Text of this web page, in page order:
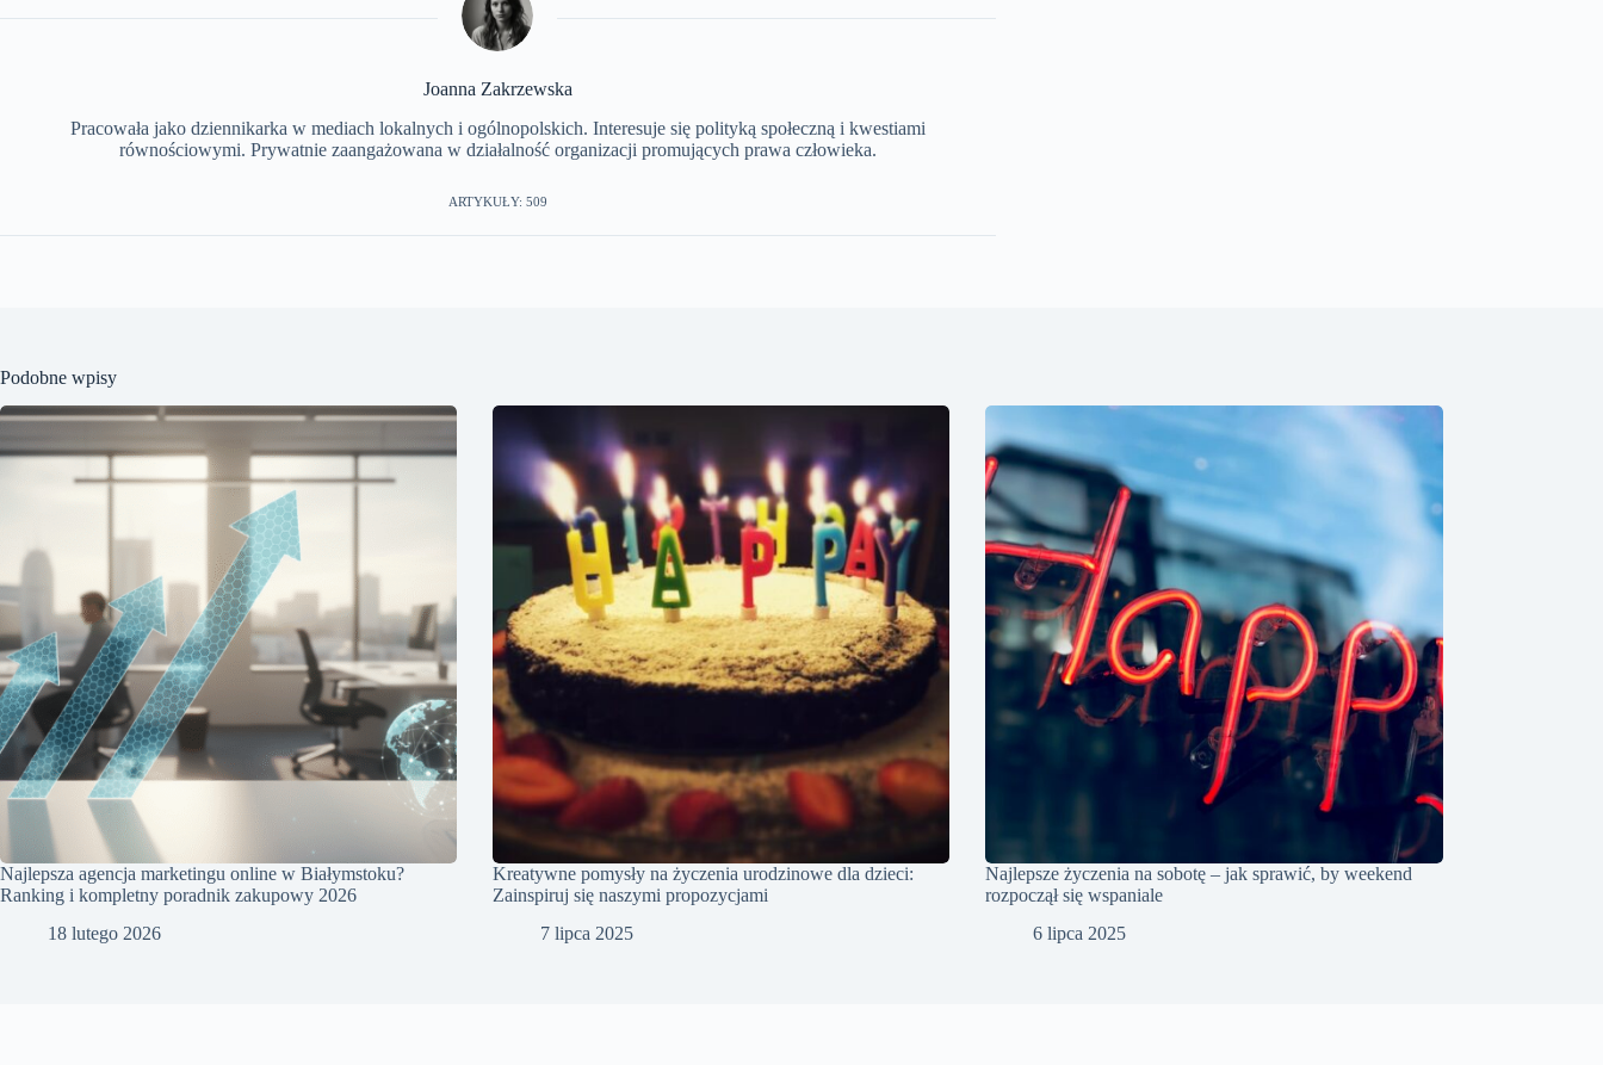
Joanna Zakrzewska
Pracowała jako dziennikarka w mediach lokalnych i ogólnopolskich. Interesuje się polityką społeczną i kwestiami
równościowymi. Prywatnie zaangażowana w działalność organizacji promujących prawa człowieka.
ARTYKUŁY: 509
Podobne wpisy
Najlepsza agencja marketingu online w Białymstoku?
Ranking i kompletny poradnik zakupowy 2026
18 lutego 2026
Kreatywne pomysły na życzenia urodzinowe dla dzieci:
Zainspiruj się naszymi propozycjami
7 lipca 2025
Najlepsze życzenia na sobotę – jak sprawić, by weekend
rozpoczął się wspaniale
6 lipca 2025